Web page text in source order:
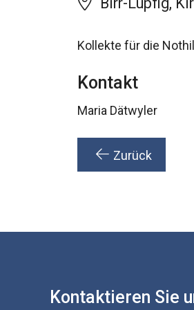
Kollekte für die
Kontakt
Maria Dätwyler
Zurück
Kontaktieren Sie